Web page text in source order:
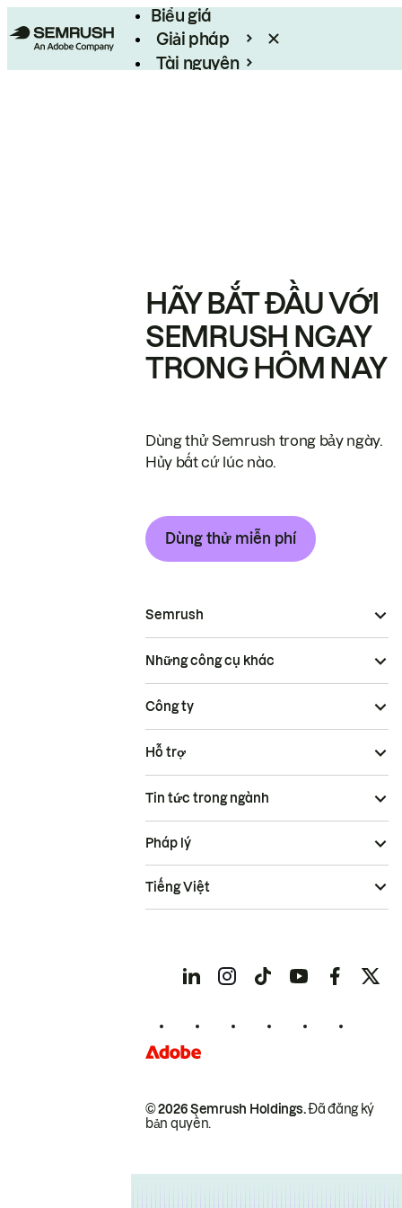
Biểu giá
Giải pháp
Tài nguyên
HÃY BẮT ĐẦU VỚI
SEMRUSH NGAY
TRONG HÔM NAY
Dùng thử Semrush trong bảy ngày.
Hủy bất cứ lúc nào.
Dùng thử miễn phí
Semrush
Những công cụ khác
Công ty
Hỗ trợ
Tin tức trong ngành
© 2026 Semrush Holdings.Đã đăng ký
bản quyền.
Pháp lý
Tiếng Việt